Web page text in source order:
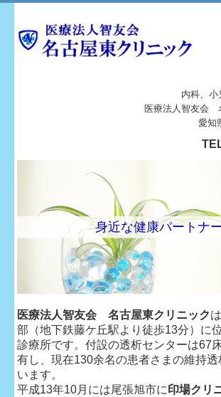
外来診療案内
透析センターのご案内
施設・設備紹介
はじめての患者さま
臨時透析のご案内
スタッフ紹介
求人情報
内科、小
医療法人智友会
愛知
身近な健康パートナ
医療法人智友会 名古屋東クリニック
部（地下鉄藤ケ丘駅より徒歩13分）に
診療所です。付設の透析センターは67
有し、現在130余名の患者さまの維持透
います。
平成13年10月には尾張旭市に印場クリ